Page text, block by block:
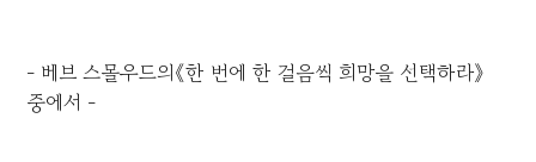
- 베브 스몰우드의《한 번에 한 걸음씩 희망을 선택하라》
중에서 -